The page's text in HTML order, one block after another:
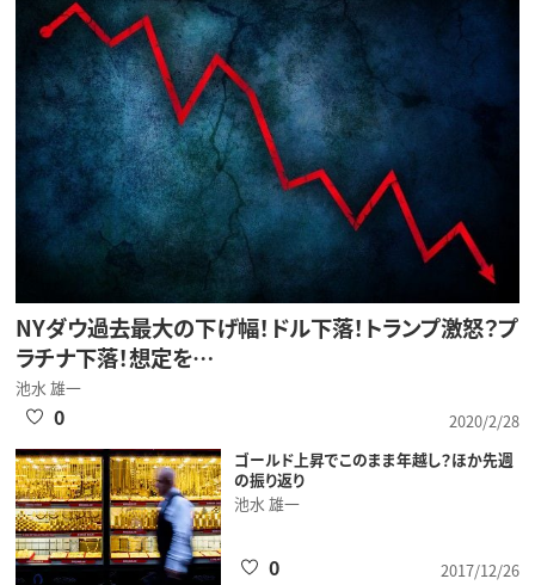
NYダウ過去最大の下げ幅！ドル下落！トランプ激怒？プ
ラチナ下落！想定を…
池水 雄一
2020/2/28
0
ゴールド上昇でこのまま年越し？ほか先週
の振り返り
池水 雄一
2017/12/26
0